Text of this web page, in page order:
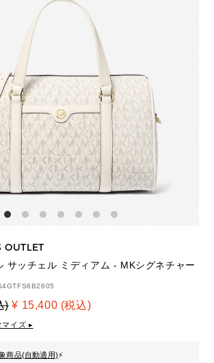
OUTLET
サッチェル ミディアム - MKシグネチャー
) ¥ 15,400 (税込)
マイズ ▸
商品(自動適用)⚡